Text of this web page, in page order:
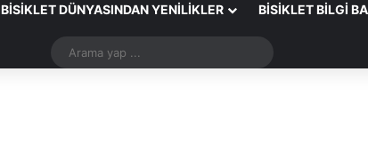
BISIKLET DÜNYASINDAN YENILIKLER BISIKLET BILGI